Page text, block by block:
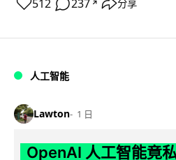
512 237 ↗ 分享
人工智能
Lawton 1 日
OpenAI 人工智能竟